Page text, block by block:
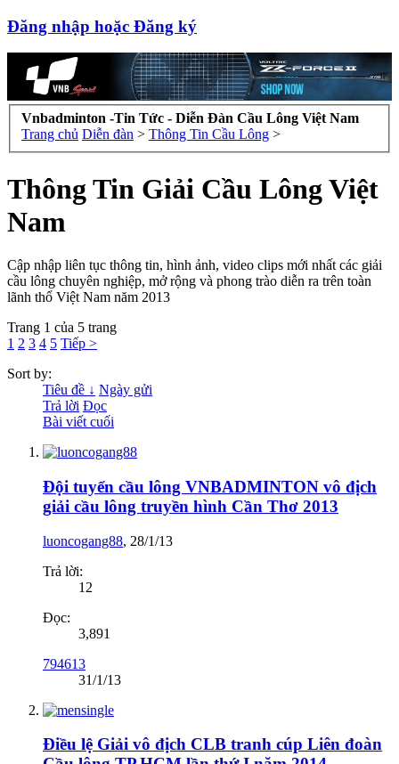
Đăng nhập hoặc Đăng ký
Vnbadminton -Tin Tức - Diễn Đàn Cầu Lông Việt Nam
Trang chủ Diễn đàn > Thông Tin Cầu Lông >
Thông Tin Giải Cầu Lông Việt
Nam
Cập nhập liên tục thông tin, hình ảnh, video clips mới nhất các giải
cầu lông chuyên nghiệp, mở rộng và phong trào diễn ra trên toàn
lãnh thổ Việt Nam năm 2013
Trang 1 của 5 trang
1 2 3 4 5 Tiếp >
Sort by:
Tiêu đề ↓ Ngày gửi
Trả lời Đọc
Bài viết cuối
Đội tuyển cầu lông VNBADMINTON vô địch
giải cầu lông truyền hình Cần Thơ 2013
luoncogang88, 28/1/13
Trả lời:
12
Đọc:
3,891
794613
31/1/13
Điều lệ Giải vô địch CLB tranh cúp Liên đoàn